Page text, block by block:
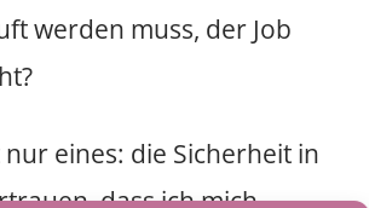
werden muss, der Job
eines: die Sicherheit in
dass ich mich